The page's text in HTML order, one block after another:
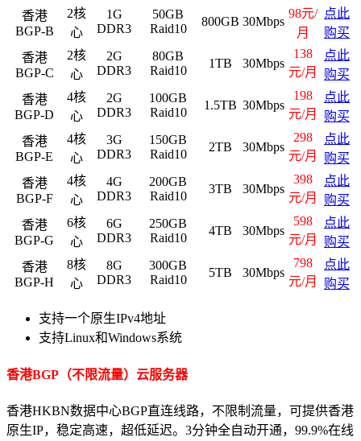
香港
BGP-B
2核
心
1G
DDR3
50GB
Raid10
800GB 30Mbps
98元/
月
点此
购买
香港
BGP-C
2核
心
2G
DDR3
80GB
Raid10
1TB 30Mbps
138
元/月
点此
购买
香港
BGP-D
4核
心
2G
DDR3
100GB
Raid10
1.5TB 30Mbps
198
元/月
点此
购买
香港
BGP-E
4核
心
3G
DDR3
150GB
Raid10
2TB 30Mbps
298
元/月
点此
购买
香港
BGP-F
4核
心
4G
DDR3
200GB
Raid10
3TB 30Mbps
398
元/月
点此
购买
香港
BGP-G
6核
心
6G
DDR3
250GB
Raid10
4TB 30Mbps
598
元/月
点此
购买
香港
BGP-H
8核
心
8G
DDR3
300GB
Raid10
5TB 30Mbps
798
元/月
点此
购买
支持一个原生IPv4地址
支持Linux和Windows系统
香港BGP（不限流量）云服务器
香港HKBN数据中心BGP直连线路，不限制流量，可提供香港
原生IP，稳定高速，超低延迟。3分钟全自动开通，99.9%在线